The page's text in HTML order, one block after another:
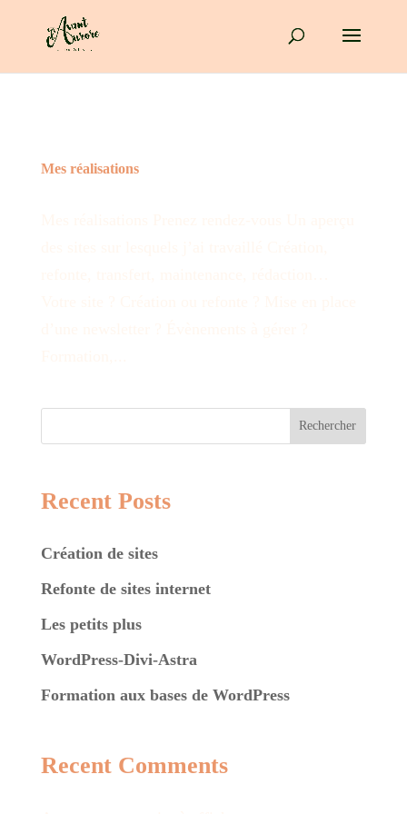
Mes réalisations
Rechercher
Recent Posts
Création de sites
Refonte de sites internet
Les petits plus
WordPress-Divi-Astra
Formation aux bases de WordPress
Recent Comments